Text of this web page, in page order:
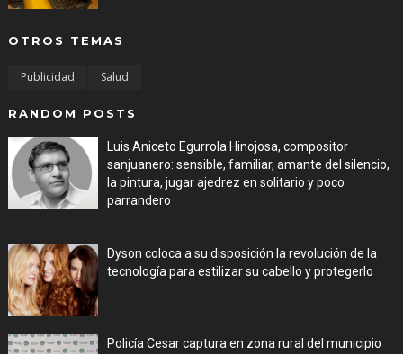
OTROS TEMAS
Publicidad Salud
RANDOM POSTS
Luis Aniceto Egurrola Hinojosa, compositor
sanjuanero: sensible, familiar, amante del silencio,
la pintura, jugar ajedrez en solitario y poco
parrandero
Dyson coloca a su disposición la revolución de la
tecnología para estilizar su cabello y protegerlo
Policía Cesar captura en zona rural del municipio